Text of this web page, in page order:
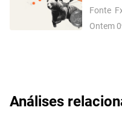
losses
Fonte
Ontem
Análises